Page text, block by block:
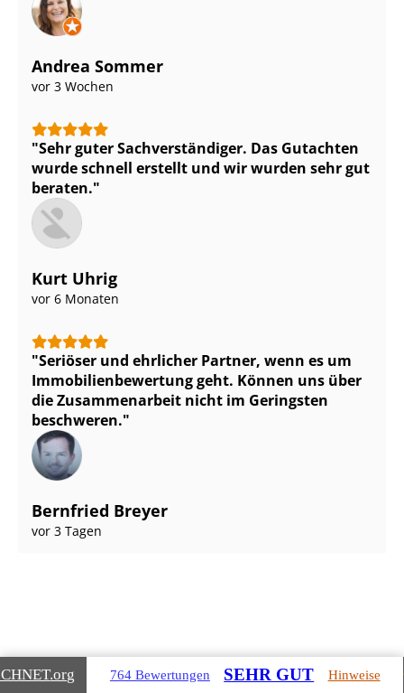
Andrea Sommer
vor 3 Wochen
Sehr guter Sach­ver­stän­di­ger. Das Gutachten
wurde schnell erstellt und wir wurden sehr gut
beraten.
Kurt Uhrig
vor 6 Monaten
Seriöser und ehrlicher Partner, wenn es um
Im­mo­bi­li­en­be­wer­tung geht. Können uns über
die Zusammenarbeit nicht im Geringsten
beschweren.
Bernfried Breyer
vor 3 Tagen
Gebäudearten, die wir für Sie
.org 764 Bewertungen SEHR GUT Hinweise